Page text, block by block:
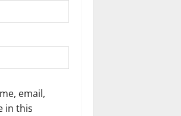
email,
in this